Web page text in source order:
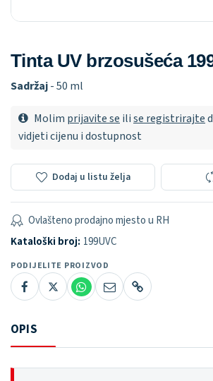
Tinta UV brzosušeća
Sadržaj- 50 ml
Molim prijavite se ilise registrirajte
vidjeti cijenu i dostupnost
Dodaj u listu želja
Ovlašteno prodajno mjesto u RH
Kataloški broj: 199UVC
PODIJELITE PROIZVOD
OPIS